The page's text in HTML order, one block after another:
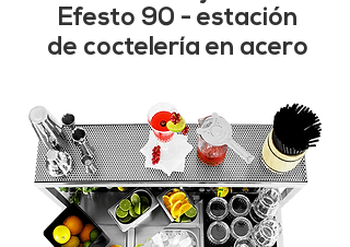
Efesto 90 - estación
de coctelería en acero